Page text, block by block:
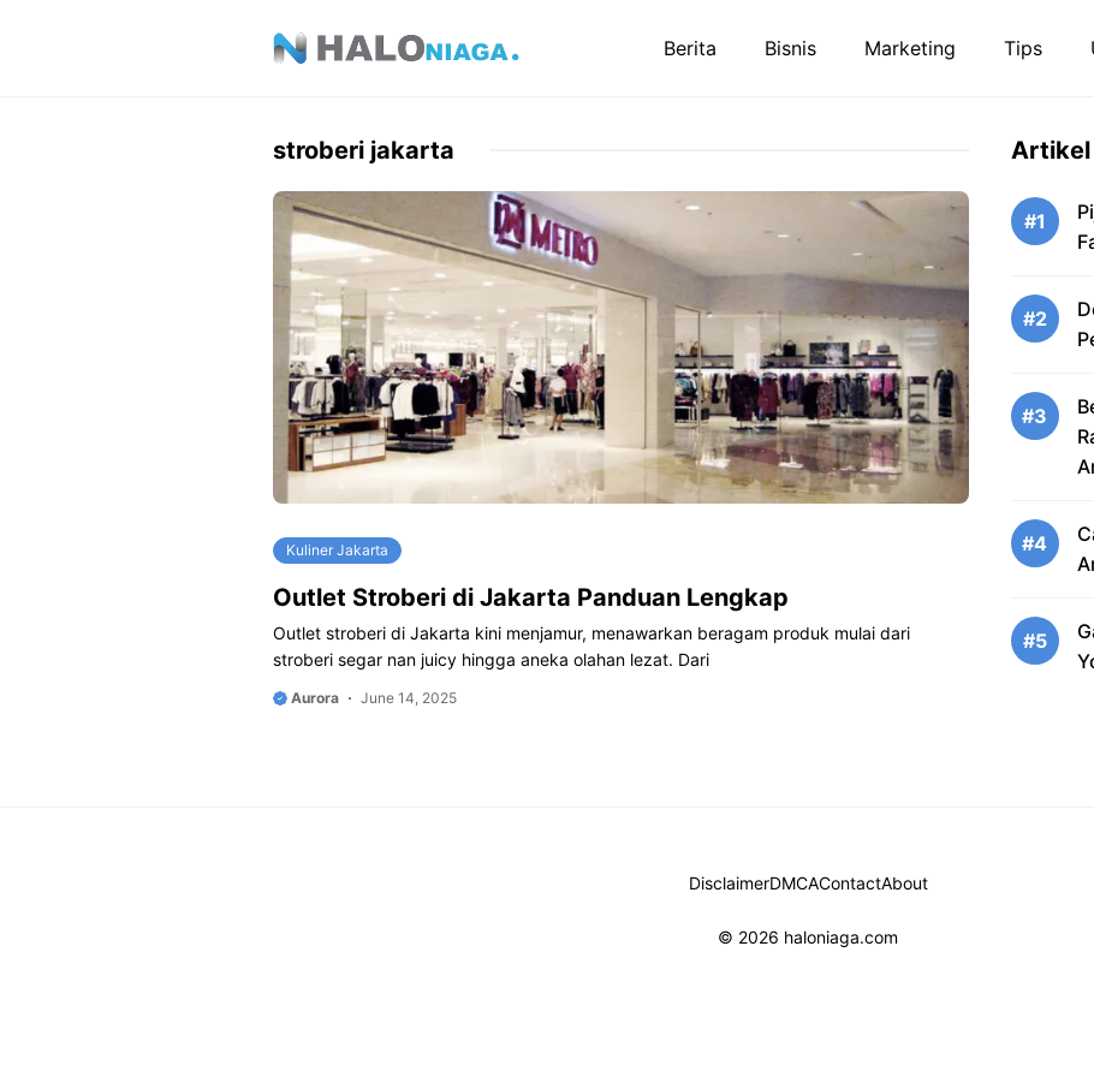
Berita Bisnis Marketing Tips
stroberi jakarta
Kuliner Jakarta
Outlet Stroberi di Jakarta Panduan Lengkap
Outlet stroberi di Jakarta kini menjamur, menawarkan beragam produk mulai dari
stroberi segar nan juicy hingga aneka olahan lezat. Dari
Aurora June 14, 2025
Artikel
#1
#2
#3
#4
#5
DisclaimerDMCAContactAbout
© 2026 haloniaga.com